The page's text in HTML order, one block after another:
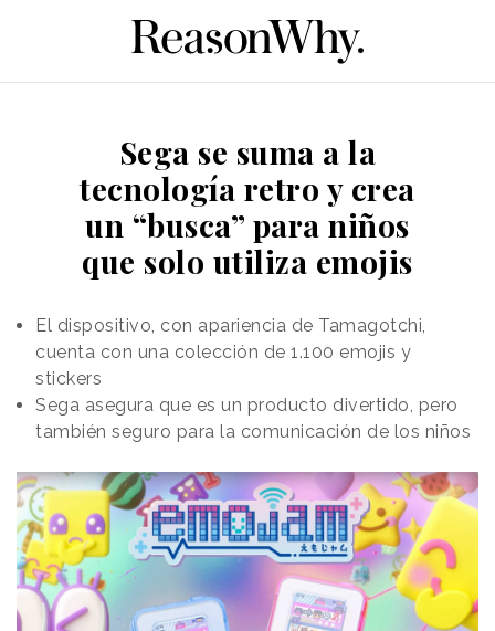
Sega se suma a la
tecnología retro y crea
un “busca” para niños
que solo utiliza emojis
El dispositivo, con apariencia de Tamagotchi,
cuenta con una colección de 1.100 emojis y
stickers
Sega asegura que es un producto divertido, pero
también seguro para la comunicación de los niños